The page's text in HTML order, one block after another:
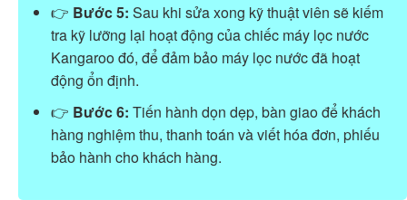
👉 Bước 5: Sau khi sửa xong kỹ thuật viên sẽ kiếm
tra kỹ lưỡng lại hoạt động của chiếc máy lọc nước
Kangaroo đó, để đảm bảo máy lọc nước đã hoạt
động ổn định.
👉 Bước 6: Tiến hành dọn dẹp, bàn giao để khách
hàng nghiệm thu, thanh toán và viết hóa đơn, phiếu
bảo hành cho khách hàng.